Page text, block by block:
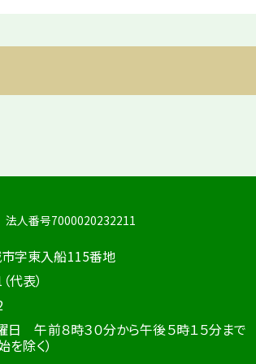
法人番号7000020232211
字東入船115番地
表）
日 午前８時３０分から午後５時１５分まで
を除く）